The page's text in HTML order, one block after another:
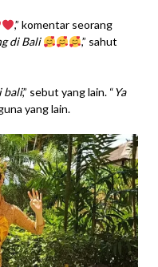
,” komentar seorang
di Bali
,” sahut
bali,” sebut yang lain. “Ya
yang lain.